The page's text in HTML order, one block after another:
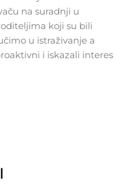
na suradnji u
koji su bili
u istraživanje a
i iskazali interes